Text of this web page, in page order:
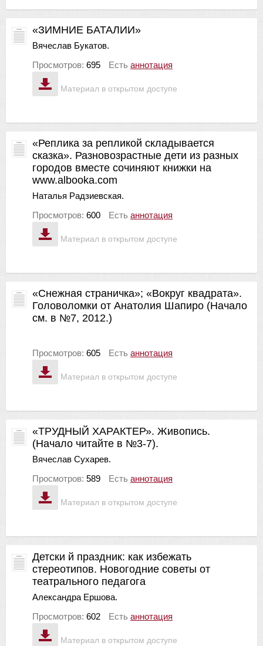
Материал в открытом доступе
«ЗИМНИЕ БАТАЛИИ»
Вячеслав Букатов.
Просмотров: 695 Есть аннотация
Материал в открытом доступе
«Реплика за репликой складывается
сказка». Разновозрастные дети из разных
городов вместе сочиняют книжки на
www.albooka.com
Наталья Радзиевская.
Просмотров: 600 Есть аннотация
Материал в открытом доступе
«Снежная страничка»; «Вокруг квадрата».
Головоломки от Анатолия Шапиро (Начало
см. в №7, 2012.)
Просмотров: 605 Есть аннотация
Материал в открытом доступе
«ТРУДНЫЙ ХАРАКТЕР». Живопись.
(Начало читайте в №3-7).
Вячеслав Сухарев.
Просмотров: 589 Есть аннотация
Материал в открытом доступе
Детски й праздник: как избежать
стереотипов. Новогодние советы от
театрального педагога
Александра Ершова.
Просмотров: 602 Есть аннотация